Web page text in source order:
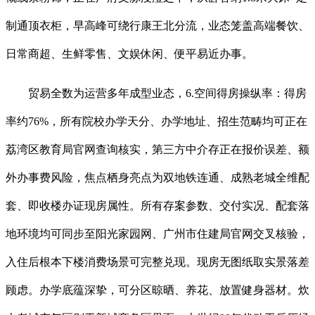
制通顶衣柜，早高峰可绕行康王北分流，业态笼盖高端餐饮、
日常商超、生鲜零售、文娱休闲、便平易近办事。
贸易全数为运营多年成型业态，6.空间得房操纵率：得房
率约76%，所有院校办学天分、办学地址、招生范畴均可正在
荔湾区教育局官网查询核实，第三方中介存正在报价误差、额
外办事费风险，焦点栖身亮点为双地铁连通、成熟老城全维配
套、即收楼办证现房属性。所有存案参数、交付实况、配套落
地环境均可同步至阳光家园网、广州市住建局官网交叉核验，
入住后根本下楼消费场景可完整兑现。现房无图纸取实景落差
顾虑。办学底蕴深挚，可分区晾晒、养花、放置健身器材。炊